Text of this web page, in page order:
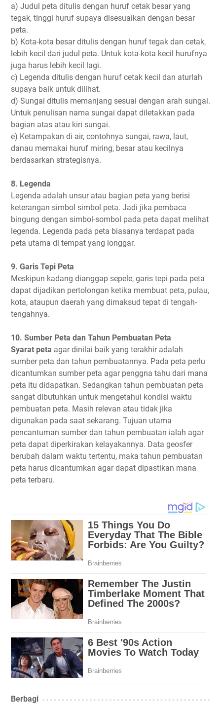
a) Judul peta ditulis dengan huruf cetak besar yang
tegak, tinggi huruf supaya disesuaikan dengan besar
peta.
b) Kota-kota besar ditulis dengan huruf tegak dan cetak,
lebih kecil dari judul peta. Untuk kota-kota kecil hurufnya
juga harus lebih kecil lagi.
c) Legenda ditulis dengan huruf cetak kecil dan aturlah
supaya baik untuk dilihat.
d) Sungai ditulis memanjang sesuai dengan arah sungai.
Untuk penulisan nama sungai dapat diletakkan pada
bagian atas atau kiri sungai.
e) Ketampakan di air, contohnya sungai, rawa, laut,
danau memakai huruf miring, besar atau kecilnya
berdasarkan strategisnya.
8. Legenda
Legenda adalah unsur atau bagian peta yang berisi
keterangan simbol simbol peta. Jadi jika pembaca
bingung dengan simbol-sombol pada peta dapat melihat
legenda. Legenda pada peta biasanya terdapat pada
peta utama di tempat yang longgar.
9. Garis Tepi Peta
Meskipun kadang dianggap sepele, garis tepi pada peta
dapat dijadikan pertolongan ketika membuat peta, pulau,
kota, ataupun daerah yang dimaksud tepat di tengah-
tengahnya.
10. Sumber Peta dan Tahun Pembuatan Peta
Syarat peta agar dinilai baik yang terakhir adalah
sumber peta dan tahun pembuatannya. Pada peta perlu
dicantumkan sumber peta agar penggna tahu dari mana
peta itu didapatkan. Sedangkan tahun pembuatan peta
sangat dibutuhkan untuk mengetahui kondisi waktu
pembuatan peta. Masih relevan atau tidak jika
digunakan pada saat sekarang. Tujuan utama
pencantuman sumber dan tahun pembuatan ialah agar
peta dapat diperkirakan kelayakannya. Data geosfer
berubah dalam waktu tertentu, maka tahun pembuatan
peta harus dicantumkan agar dapat dipastikan mana
peta terbaru.
Berbagi